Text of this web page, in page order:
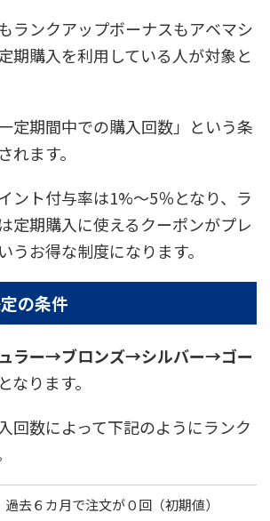
ランクアップボーナスもアベマシ
期購入を利用している人が対象と
定期間中での購入回数」という条
れます。
ント付与率は1%～5％となり、ラ
定期購入に使えるクーポンがプレ
うお得な制度になります。
の条件
ュラー→ブロンズ→シルバー→ゴー
なります。
回数によって下記のようにランク
過去６カ月で注文が０回（初期値）